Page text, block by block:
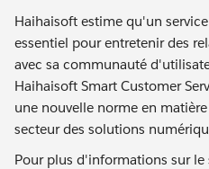
Haihaisoft estime qu'un
essentiel pour entretenir des
avec sa communauté
Haihaisoft Smart Customer
une nouvelle norme en
secteur des solutions
Pour plus d'informations sur